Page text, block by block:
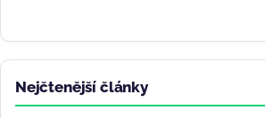
Nejčtenější články